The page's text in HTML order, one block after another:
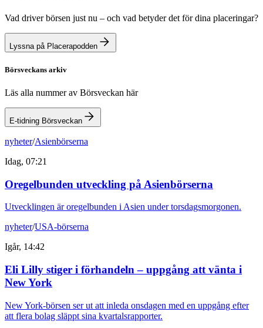
Vad driver börsen just nu – och vad betyder det för dina placeringar?
Lyssna på Placerapodden
Börsveckans arkiv
Läs alla nummer av Börsveckan här
E-tidning Börsveckan
nyheter/Asienbörserna
Idag, 07:21
Oregelbunden utveckling på Asienbörserna
Utvecklingen är oregelbunden i Asien under torsdagsmorgonen.
nyheter/USA-börserna
Igår, 14:42
Eli Lilly stiger i förhandeln – uppgång att vänta i
New York
New York-börsen ser ut att inleda onsdagen med en uppgång efter
att flera bolag släppt sina kvartalsrapporter.